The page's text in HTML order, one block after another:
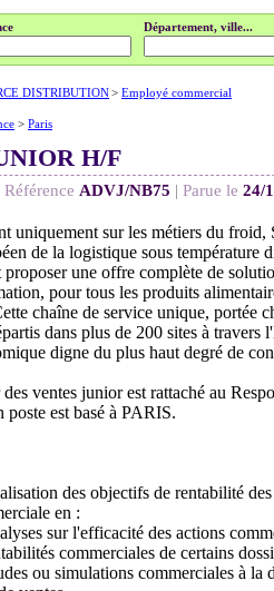
Département, ville...
DISTRIBUTION> Employé commercial
> Paris
H/F
Référence ADVJ/NB75 | Parue le 24/
uniquement sur les métiers du
de la logistique sous température
une offre complète de
pour tous les produits
chaîne de service unique, portée
dans plus de 200 sites à
digne du plus haut degré de
ventes junior est rattaché au
poste est basé à PARIS.
des objectifs de rentabilité
en :
sur l'efficacité des actions
commerciales de certains
ou simulations commerciales à la